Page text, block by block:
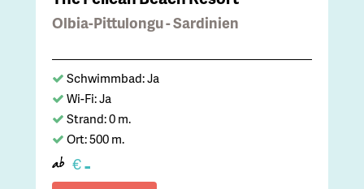
Olbia-Pittulongu - Sardinien
Schwimmbad: Ja
Wi-Fi: Ja
Strand: 0 m.
Ort: 500 m.
ab €-